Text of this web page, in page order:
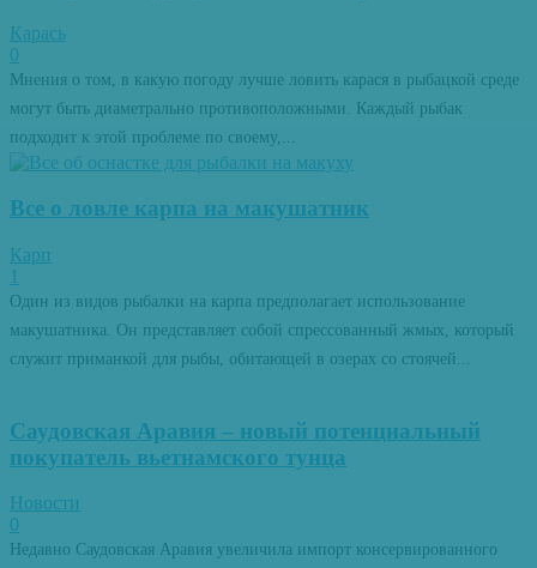
Карась
0
Мнения о том, в какую погоду лучше ловить карася в рыбацкой среде
могут быть диаметрально противоположными. Каждый рыбак
подходит к этой проблеме по своему,...
Все о ловле карпа на макушатник
Карп
1
Один из видов рыбалки на карпа предполагает использование
макушатника. Он представляет собой спрессованный жмых, который
служит приманкой для рыбы, обитающей в озерах со стоячей...
Саудовская Аравия – новый потенциальный
покупатель вьетнамского тунца
Новости
0
Недавно Саудовская Аравия увеличила импорт консервированного